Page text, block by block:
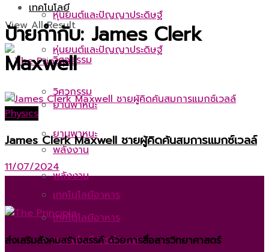
หุ่นยนต์และปัญญาประดิษฐ์
วิศวกรรม
ยานพาหนะ
พลังงาน
เทคโนโลยีอาหาร
เทคโนโลยีการคำนวณ
เทคโนโลยี
หุ่นยนต์และปัญญาประดิษฐ์
วิศวกรรม
ยานพาหนะ
พลังงาน
เทคโนโลยีอาหาร
View All Result
ป้ายกำกับ: James Clerk
Maxwell
Physics
James Clerk Maxwell ชายผู้คิดค้นสมการแมกซ์เวลล์
11/07/2024
ส่งเสริมสังคมสร้างสรรค์ ด้วยการสื่อสารวิทยาศาสตร์